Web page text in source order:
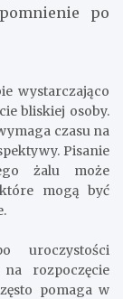
po
wystarczająco
bliskiej osoby.
czasu na
Pisanie
żalu może
mogą być
uroczystości
rozpoczęcie
pomaga w